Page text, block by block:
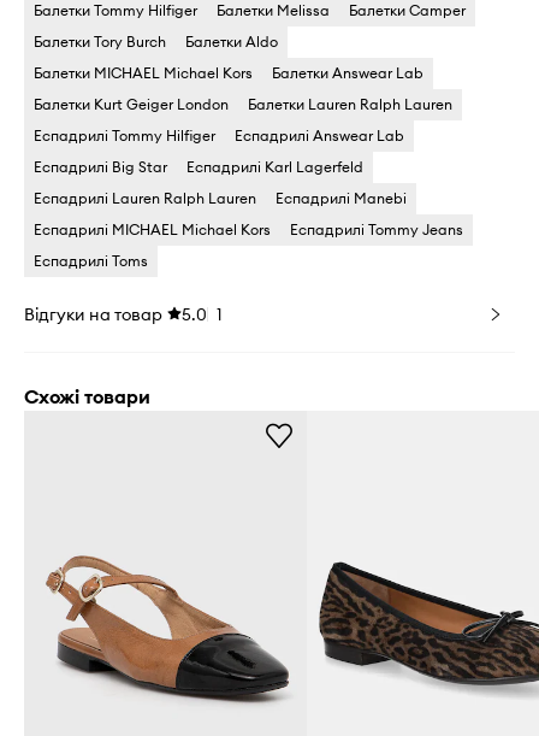
Балетки Tommy Hilfiger Балетки Melissa
Балетки Camper
Балетки Tory Burch
Балетки Aldo
Балетки MICHAEL Michael Kors
Балетки Answear Lab
Балетки Kurt Geiger London
Балетки Lauren Ralph Lauren
Еспадрилі Tommy Hilfiger
Еспадрилі Answear Lab
Еспадрилі Big Star
Еспадрилі Karl Lagerfeld
Еспадрилі Lauren Ralph Lauren
Еспадрилі Manebi
Еспадрилі MICHAEL Michael Kors
Еспадрилі Tommy Jeans
Еспадрилі Toms
Відгуки на товар 5.0 1
Схожі товари